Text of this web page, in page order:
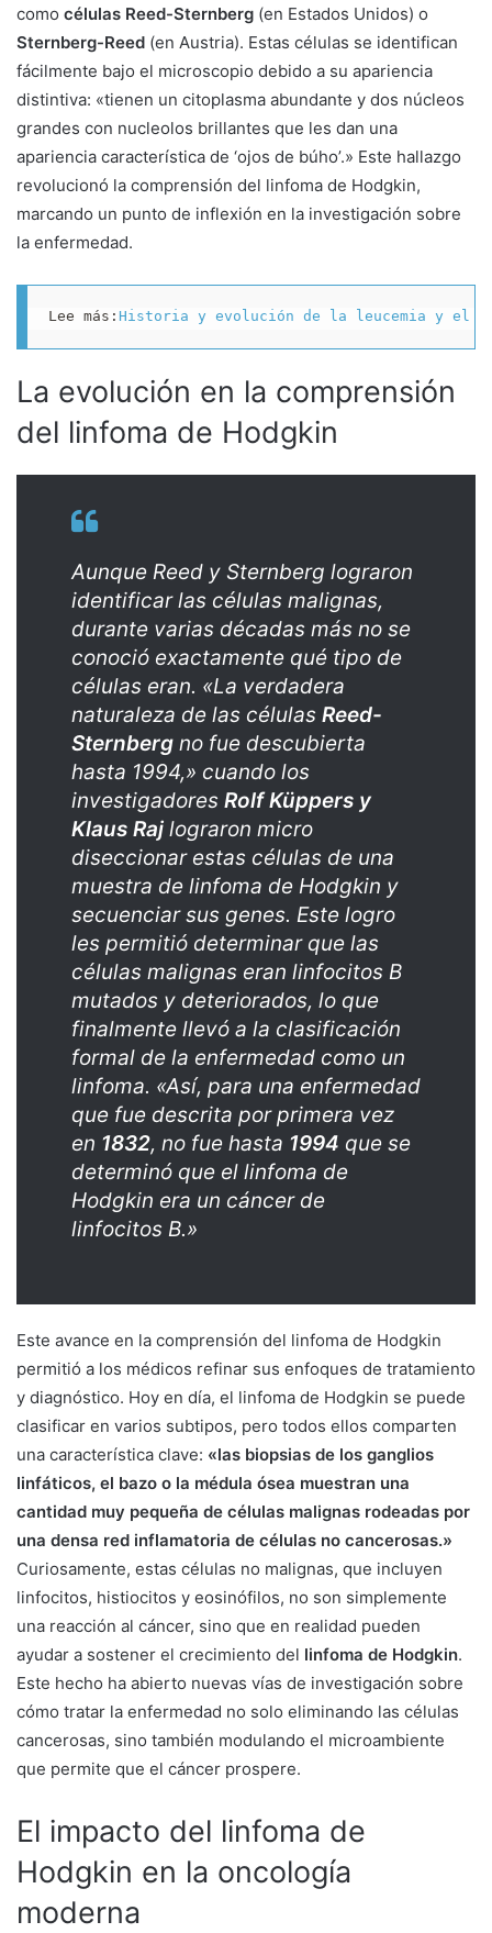
como células Reed-Sternberg (en Estados Unidos) o
Sternberg-Reed (en Austria). Estas células se identifican
fácilmente bajo el microscopio debido a su apariencia
distintiva: «tienen un citoplasma abundante y dos núcleos
grandes con nucleolos brillantes que les dan una
apariencia característica de ‘ojos de búho’.» Este hallazgo
revolucionó la comprensión del linfoma de Hodgkin,
marcando un punto de inflexión en la investigación sobre
la enfermedad.
Lee más: Historia y evolución de la leucemia y el
La evolución en la comprensión
del linfoma de Hodgkin
Aunque Reed y Sternberg lograron
identificar las células malignas,
durante varias décadas más no se
conoció exactamente qué tipo de
células eran. «La verdadera
naturaleza de las células Reed-
Sternberg no fue descubierta
hasta 1994,» cuando los
investigadores Rolf Küppers y
Klaus Raj lograron micro
diseccionar estas células de una
muestra de linfoma de Hodgkin y
secuenciar sus genes. Este logro
les permitió determinar que las
células malignas eran linfocitos B
mutados y deteriorados, lo que
finalmente llevó a la clasificación
formal de la enfermedad como un
linfoma. «Así, para una enfermedad
que fue descrita por primera vez
en 1832, no fue hasta 1994 que se
determinó que el linfoma de
Hodgkin era un cáncer de
linfocitos B.»
Este avance en la comprensión del linfoma de Hodgkin
permitió a los médicos refinar sus enfoques de tratamiento
y diagnóstico. Hoy en día, el linfoma de Hodgkin se puede
clasificar en varios subtipos, pero todos ellos comparten
una característica clave: «las biopsias de los ganglios
linfáticos, el bazo o la médula ósea muestran una
cantidad muy pequeña de células malignas rodeadas por
una densa red inflamatoria de células no cancerosas.»
Curiosamente, estas células no malignas, que incluyen
linfocitos, histiocitos y eosinófilos, no son simplemente
una reacción al cáncer, sino que en realidad pueden
ayudar a sostener el crecimiento del linfoma de Hodgkin.
Este hecho ha abierto nuevas vías de investigación sobre
cómo tratar la enfermedad no solo eliminando las células
cancerosas, sino también modulando el microambiente
que permite que el cáncer prospere.
El impacto del linfoma de
Hodgkin en la oncología
moderna